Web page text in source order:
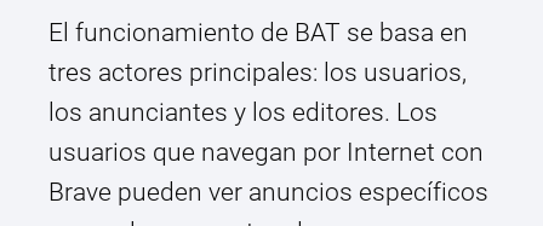
El funcionamiento de BAT se basa en
tres actores principales: los usuarios,
los anunciantes y los editores. Los
usuarios que navegan por Internet con
Brave pueden ver anuncios específicos